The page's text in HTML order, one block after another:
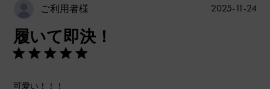
ご利用者様
履いて即決！
可愛い！！！
公
2025-11-24